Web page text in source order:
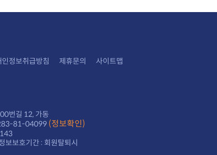
인정보취급방침 제휴문의 사이트맵
번길 12, 가동
81-04099 (정보확인)
보호기간 : 회원탈퇴시